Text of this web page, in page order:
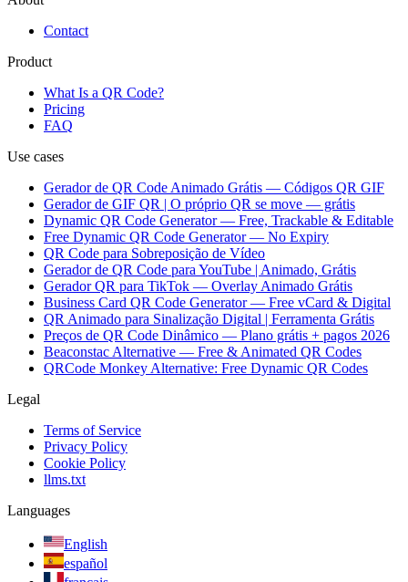
Contact
Product
What Is a QR Code?
Pricing
FAQ
Use cases
Gerador de QR Code Animado Grátis — Códigos QR GIF
Gerador de GIF QR | O próprio QR se move — grátis
Dynamic QR Code Generator — Free, Trackable & Editable
Free Dynamic QR Code Generator — No Expiry
QR Code para Sobreposição de Vídeo
Gerador de QR Code para YouTube | Animado, Grátis
Gerador QR para TikTok — Overlay Animado Grátis
Business Card QR Code Generator — Free vCard & Digital
QR Animado para Sinalização Digital | Ferramenta Grátis
Preços de QR Code Dinâmico — Plano grátis + pagos 2026
Beaconstac Alternative — Free & Animated QR Codes
QRCode Monkey Alternative: Free Dynamic QR Codes
Legal
Terms of Service
Privacy Policy
Cookie Policy
llms.txt
Languages
English
español